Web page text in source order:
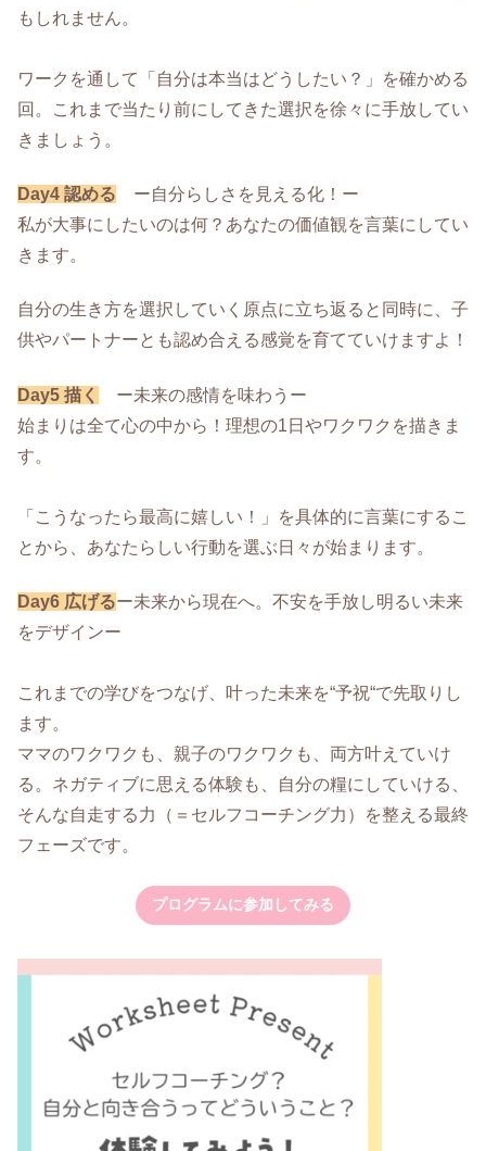
もしれません。
ワークを通して「自分は本当はどうしたい？」を確かめる
回。これまで当たり前にしてきた選択を徐々に手放してい
きましょう。
Day4 認める ー自分らしさを見える化！ー
私が大事にしたいのは何？あなたの価値観を言葉にしてい
きます。
自分の生き方を選択していく原点に立ち返ると同時に、子
供やパートナーとも認め合える感覚を育てていけますよ！
Day5 描く
ー未来の感情を味わうー
始まりは全て心の中から！理想の1日やワクワクを描きま
す。
「こうなったら最高に嬉しい！」を具体的に言葉にするこ
とから、あなたらしい行動を選ぶ日々が始まります。
Day6 広げるー未来から現在へ。不安を手放し明るい未来
をデザインー
これまでの学びをつなげ、叶った未来を“予祝“で先取りし
ます。
ママのワクワクも、親子のワクワクも、両方叶えていけ
る。ネガティブに思える体験も、自分の糧にしていける、
そんな自走する力（＝セルフコーチング力）を整える最終
フェーズです。
プログラムに参加してみる